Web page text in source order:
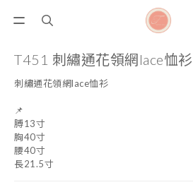
T451 刺繡通花領網lace恤衫
刺繡通花領網lace恤衫
📌
膊13寸
胸40寸
腰40寸
長21.5寸